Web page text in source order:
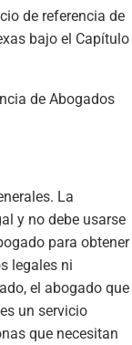
de referencia de
bajo el Capítulo
de Abogados
La
y no debe usarse
para obtener
legales ni
el abogado que
un servicio
que necesitan